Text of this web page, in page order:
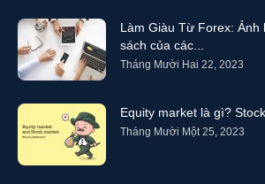
Làm Giàu Từ Forex:
sách của các...
Tháng Mười Hai 22, 2023
Equity market là gì?
Tháng Mười Một 25, 2023